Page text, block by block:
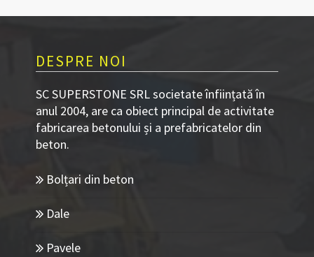
DESPRE NOI
SC SUPERSTONE SRL societate înființată în
anul 2004, are ca obiect principal de activitate
fabricarea betonului și a prefabricatelor din
beton.
Bolțari din beton
Dale
Pavele